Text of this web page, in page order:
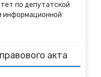
по депутатской
информационной
акта